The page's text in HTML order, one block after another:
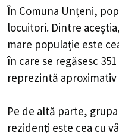
În Comuna Unțeni,
locuitori. Dintre
mare populație este
în care se regăsesc
reprezintă
Pe de altă parte,
rezidenți este cea cu